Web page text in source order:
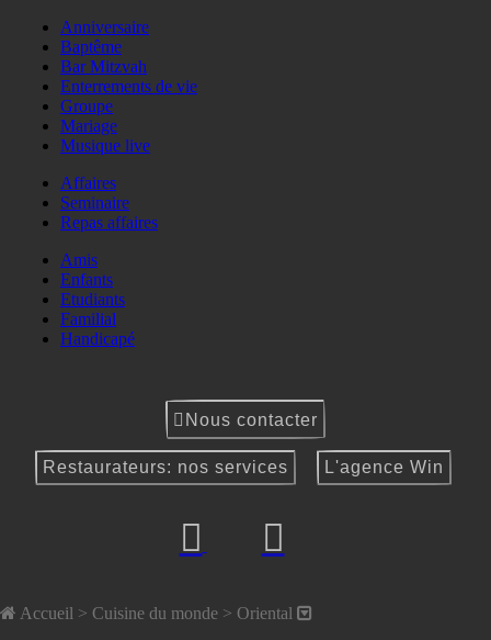
Anniversaire
Baptême
Bar Mitzvah
Enterrements de vie
Groupe
Mariage
Musique live
Affaires
Seminaire
Repas affaires
Amis
Enfants
Etudiants
Familial
Handicapé
Nous contacter
Restaurateurs: nos services L'agence Win
Accueil > Cuisine du monde > Oriental